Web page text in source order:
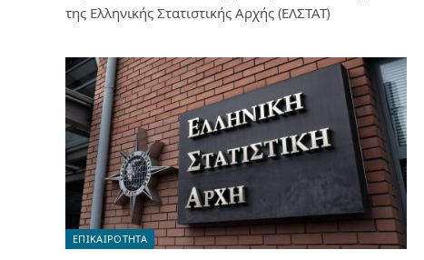
της Ελληνικής Στατιστικής Αρχής (ΕΛΣΤΑΤ)
ΕΠΙΚΑΙΡΟΤΗΤΑ